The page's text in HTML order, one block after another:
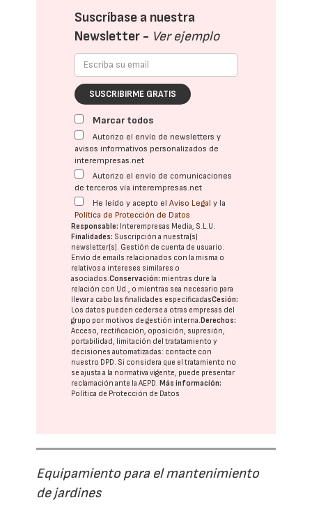
Suscríbase a nuestra
Newsletter - Ver ejemplo
SUSCRIBIRME GRATIS
Marcar todos
Autorizo el envío de newsletters y
avisos informativos personalizados de
interempresas.net
Autorizo el envío de comunicaciones
de terceros vía interempresas.net
He leído y acepto elAviso Legal y la
Política de Protección de Datos
Responsable: Interempresas Media, S.L.U.
Finalidades: Suscripción a nuestra(s)
newsletter(s). Gestión de cuenta de usuario.
Envío de emails relacionados con la misma o
relativos a intereses similares o
asociados.Conservación: mientras dure la
relación con Ud., o mientras sea necesario para
llevar a cabo las finalidades especificadasCesión:
Los datos pueden cederse a otras empresas del
grupo por motivos de gestión interna.Derechos:
Acceso, rectificación, oposición, supresión,
portabilidad, limitación del tratatamiento y
decisiones automatizadas: contacte con
nuestro DPD. Si considera que el tratamiento no
se ajusta a la normativa vigente, puede presentar
reclamación ante laAEPD.Más información:
Política de Protección de Datos
Equipamiento para el mantenimiento
de jardines